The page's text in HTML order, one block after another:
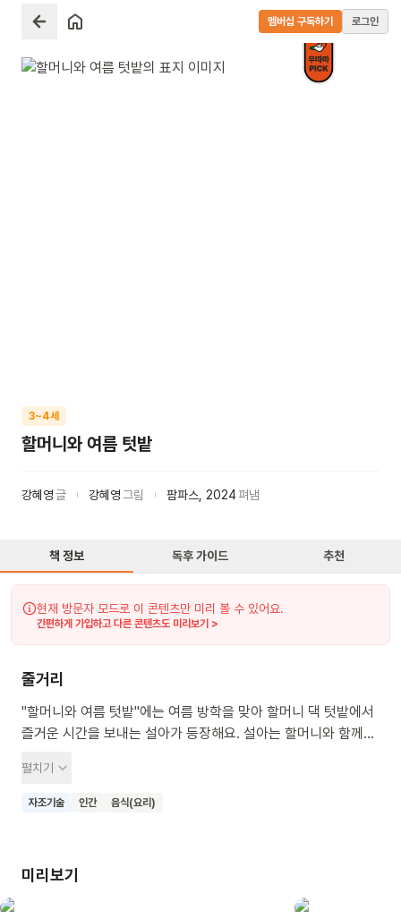
멤버십 구독하기 로그인
3~4세
할머니와 여름 텃밭
강혜영 글 강혜영 그림 팜파스 2024펴냄
책 정보 독후 가이드 추천
현재 방문자 모드로 이 콘텐츠만 미리 볼 수 있어요.
간편하게 가입하고 다른 콘텐츠도 미리보기 >
줄거리
"할머니와 여름 텃밭"에는 여름 방학을 맞아 할머니 댁 텃밭에서
즐거운 시간을 보내는 설아가 등장해요. 설아는 할머니와 함께
익은 방울토마토도 맛보고, 맛있는 오이냉국과 시원한
수박화채도 함께 만들어요. 이 책을 통해 아이들은 건강한
펼치기
자조기술 인간 음식(요리)
미리보기